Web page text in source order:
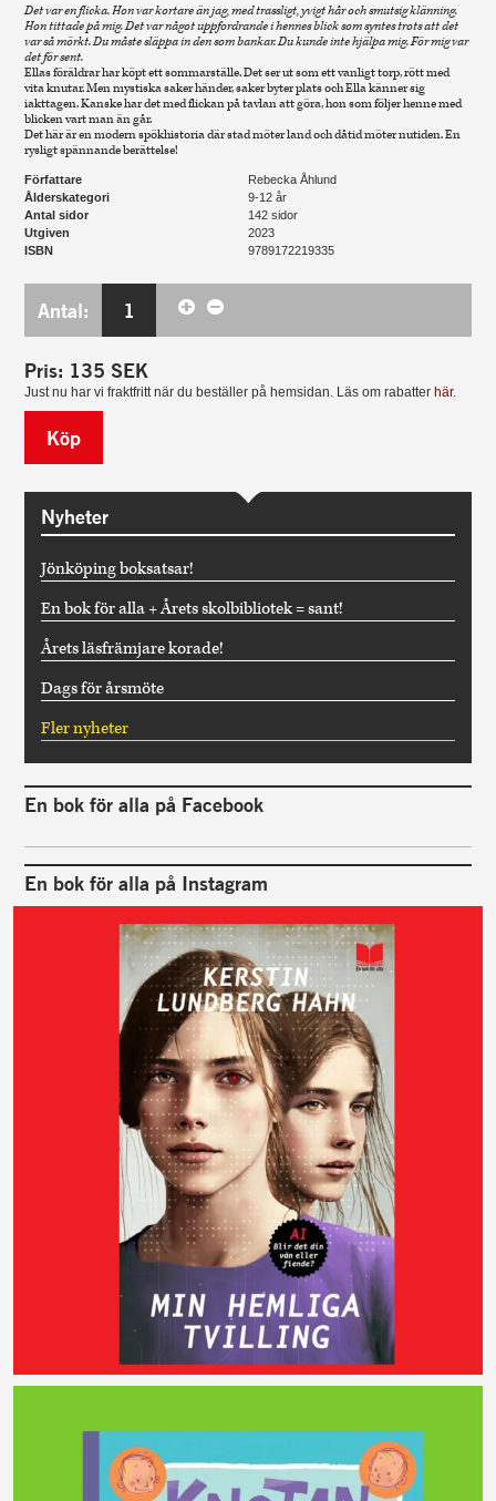
Det var en flicka. Hon var kortare än jag, med trassligt, yvigt hår och smutsig klänning.
Hon tittade på mig. Det var något uppfordrande i hennes blick som syntes trots att det
var så mörkt. Du måste släppa in den som bankar. Du kunde inte hjälpa mig. För mig var
det för sent.
Ellas föräldrar har köpt ett sommarställe. Det ser ut som ett vanligt torp, rött med
vita knutar. Men mystiska saker händer, saker byter plats och Ella känner sig
iakttagen. Kanske har det med flickan på tavlan att göra, hon som följer henne med
blicken vart man än går.
Det här är en modern spökhistoria där stad möter land och dåtid möter nutiden. En
rysligt spännande berättelse!
Författare
Rebecka Åhlund
Ålderskategori
9-12 år
Antal sidor
142 sidor
Utgiven
2023
ISBN
9789172219335
Antal: 1
Pris: 135 SEK
Just nu har vi fraktfritt när du beställer på hemsidan. Läs om rabatter här.
Köp
Nyheter
Jönköping boksatsar!
En bok för alla + Årets skolbibliotek = sant!
Årets läsfrämjare korade!
Dags för årsmöte
Fler nyheter
En bok för alla på Facebook
En bok för alla på Instagram